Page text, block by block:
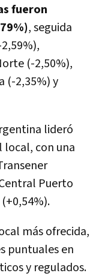
fueron
, seguida
(-2,50%),
(-2,35%) y
lideró
local, con una
Puerto
más ofrecida,
puntuales en
y regulados.